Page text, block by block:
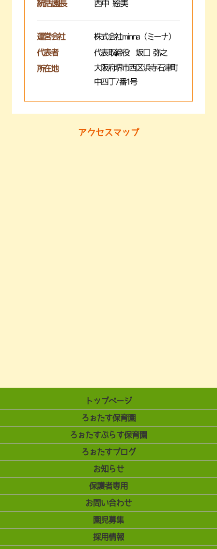
統括園長
西中 絵美
運営会社 株式会社minna（ミーナ）
代表者 代表取締役 坂口 弥之
所在地
大阪府堺市西区浜寺石津町
中四丁7番1号
アクセスマップ
トップページ
ろぉたす保育園
ろぉたすぷらす保育園
ろぉたすブログ
お知らせ
保護者専用
お問い合わせ
園児募集
採用情報